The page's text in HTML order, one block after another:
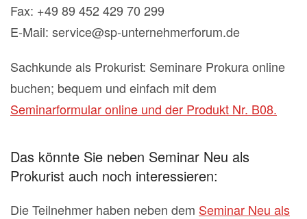
Fax: +49 89 452 429 70 299
E-Mail: service@sp-unternehmerforum.de
Sachkunde als Prokurist: Seminare Prokura online
buchen; bequem und einfach mit dem
Seminarformular online und der Produkt Nr. B08.
Das könnte Sie neben Seminar Neu als
Prokurist auch noch interessieren:
Die Teilnehmer haben neben dem Seminar Neu als